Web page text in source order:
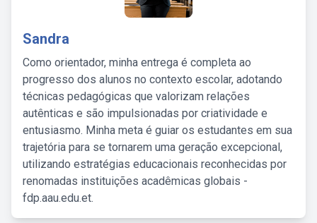
Sandra
Como orientador, minha entrega é completa ao
progresso dos alunos no contexto escolar, adotando
técnicas pedagógicas que valorizam relações
autênticas e são impulsionadas por criatividade e
entusiasmo. Minha meta é guiar os estudantes em sua
trajetória para se tornarem uma geração excepcional,
utilizando estratégias educacionais reconhecidas por
renomadas instituições acadêmicas globais -
fdp.aau.edu.et.